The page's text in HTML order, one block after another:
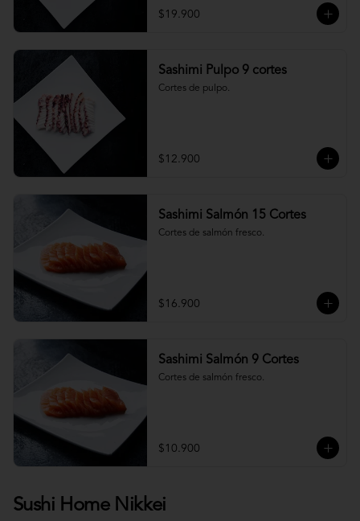
$19.900
Sashimi Pulpo 9 cortes
Cortes de pulpo.
$12.900
Sashimi Salmón 15 Cortes
Cortes de salmón fresco.
$16.900
Sashimi Salmón 9 Cortes
Cortes de salmón fresco.
$10.900
Sushi Home Nikkei